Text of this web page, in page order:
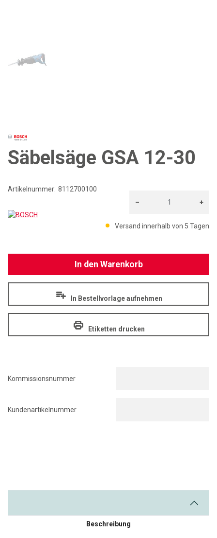
Säbelsäge GSA 12-30
Artikelnummer: 8112700100
Versand innerhalb von 5 Tagen
Kommissionsnummer
Kundenartikelnummer
– +
In den Warenkorb
In Bestellvorlage aufnehmen
Etiketten drucken
Beschreibung